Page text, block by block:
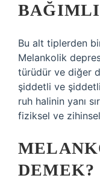
Bu alt tiplerden
Melankolik
türüdür ve diğer
şiddetli ve
ruh halinin yanı
fiziksel ve
DEMEK?